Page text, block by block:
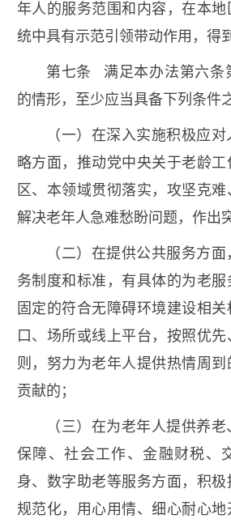
年人的服务范围和内容，在本
统中具有示范引领带动作用，得
第七条 满足本办法第六条
的情形，至少应当具备下列条件
（一）在深入实施积极应
略方面，推动党中央关于老龄
区、本领域贯彻落实，攻坚克
解决老年人急难愁盼问题，作出
（二）在提供公共服务方
务制度和标准，有具体的为老
固定的符合无障碍环境建设相
口、场所或线上平台，按照优
则，努力为老年人提供热情周
贡献的；
（三）在为老年人提供养
保障、社会工作、金融财税、
身、数字助老等服务方面，积极
规范化，用心用情、细心耐心